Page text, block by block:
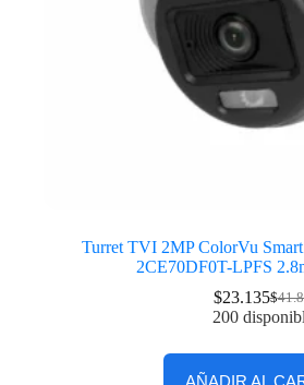
Turret TVI 2MP ColorVu
2CE70DF0T-LPFS
$
$23.135
200
AÑADIR AL